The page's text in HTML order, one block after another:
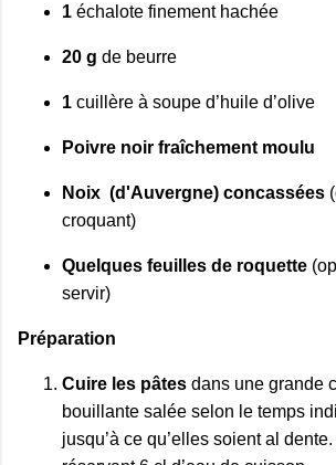
1 échalote finement hachée
20 g de beurre
1 cuillère à soupe d’huile d’olive
Poivre noir fraîchement moulu
Noix (d'Auvergne) concassées
croquant)
Quelques feuilles de roquette
servir)
Préparation
Cuire les pâtes dans une grande
bouillante salée selon le temps
jusqu’à ce qu’elles soient al